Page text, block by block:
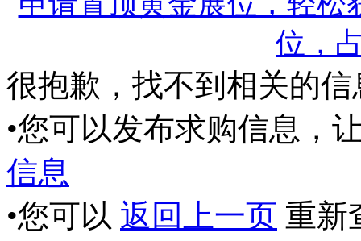
位，
很抱歉，找不到相关的信
•您可以发布求购信息，
信息
•您可以 返回上一页 重新